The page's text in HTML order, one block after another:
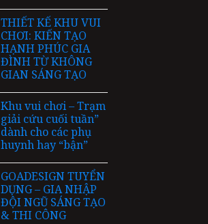
THIẾT KẾ KHU VUI
CHƠI: KIẾN TẠO
HẠNH PHÚC GIA
ĐÌNH TỪ KHÔNG
GIAN SÁNG TẠO
Khu vui chơi – Trạm
giải cứu cuối tuần”
dành cho các phụ
huynh hay “bận”
GOADESIGN TUYỂN
DỤNG – GIA NHẬP
ĐỘI NGŨ SÁNG TẠO
& THI CÔNG